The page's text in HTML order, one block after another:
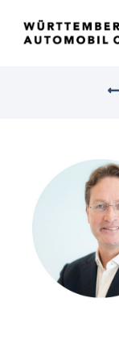
Inhalt
springen